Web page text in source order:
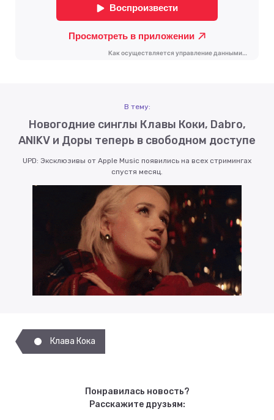
В тему:
Новогодние синглы Клавы Коки, Dabro,
ANIKV и Доры теперь в свободном доступе
UPD: Эксклюзивы от Apple Music появились на всех стримингах
спустя месяц.
Клава Кока
Понравилась новость?
Расскажите друзьям: